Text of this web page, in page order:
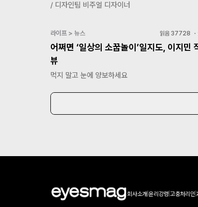
/ 디자인팀 비주얼 디자이너
라이프 > 뉴스 읽음 37728 ・
어쩌면 ‘일상의 소꿉놀이’일지도, 이지민
뷰
먹지 말고 눈에 양보하세요
회사소개|윤리강령 고충처리인